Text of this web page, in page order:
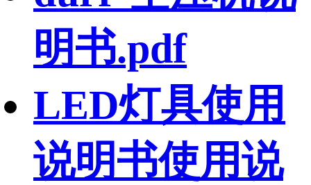
明书.pdf
LED灯具使用
说明书使用说